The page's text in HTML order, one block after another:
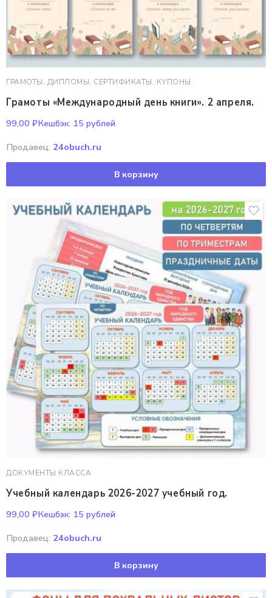
ГРАМОТЫ, ДИПЛОМЫ, СЕРТИФИКАТЫ, КУПОНЫ
Грамоты «Международный день книги». 2 апреля.
99,00 ₽Кешбэк: 15 рублей
Продавец: 24obuch.ru
В корзину
ДОКУМЕНТЫ КЛАССА
Учебный календарь 2026-2027 учебный год.
99,00 ₽Кешбэк: 15 рублей
Продавец: 24obuch.ru
В корзину